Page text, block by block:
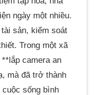
ngày một nhiều.
sản, kiểm soát
Trong một xã
camera an
mà đã trở thành
cuộc sống bình